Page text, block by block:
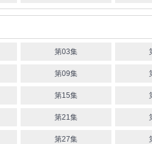
第03集
第09集
第15集
第21集
第27集